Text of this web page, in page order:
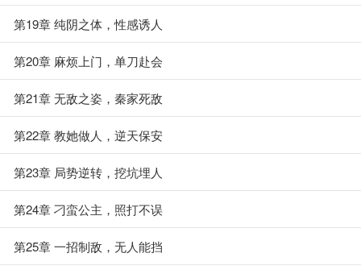
第19章 纯阴之体，性感诱人
第20章 麻烦上门，单刀赴会
第21章 无敌之姿，秦家死敌
第22章 教她做人，逆天保安
第23章 局势逆转，挖坑埋人
第24章 刁蛮公主，照打不误
第25章 一招制敌，无人能挡